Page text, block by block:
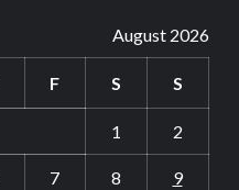
August 2026
F S S
1 2
7 8 9